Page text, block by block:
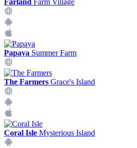
Farland Farm Village
Papaya Summer Farm
The Farmers Grace's Island
Coral Isle Mysterious Island